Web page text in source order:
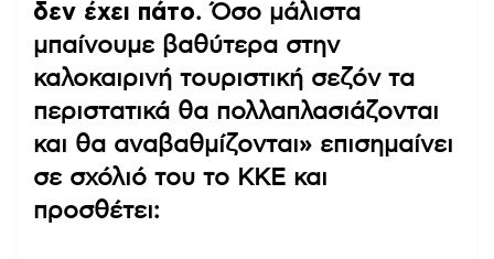
δεν έχει πάτο. Όσο μάλιστα
μπαίνουμε βαθύτερα στην
καλοκαιρινή τουριστική σεζόν τα
περιστατικά θα πολλαπλασιάζονται
και θα αναβαθμίζονται» επισημαίνει
σε σχόλιό του το ΚΚΕ και
προσθέτει: